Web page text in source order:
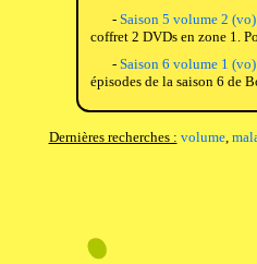
- Saison 5 volume 2 (vo)
coffret 2 DVDs en zone 1.
- Saison 6 volume 1 (vo)
épisodes de la saison 6 de
Dernières recherches : volume,